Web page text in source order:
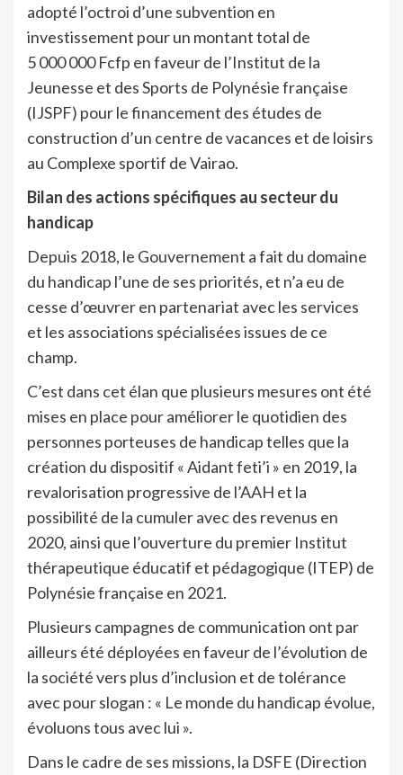
adopté l’octroi d’une subvention en
investissement pour un montant total de
5 000 000 Fcfp en faveur de l’Institut de la
Jeunesse et des Sports de Polynésie française
(IJSPF) pour le financement des études de
construction d’un centre de vacances et de loisirs
au Complexe sportif de Vairao.
Bilan des actions spécifiques au secteur du
handicap
Depuis 2018, le Gouvernement a fait du domaine
du handicap l’une de ses priorités, et n’a eu de
cesse d’œuvrer en partenariat avec les services
et les associations spécialisées issues de ce
champ.
C’est dans cet élan que plusieurs mesures ont été
mises en place pour améliorer le quotidien des
personnes porteuses de handicap telles que la
création du dispositif « Aidant feti’i » en 2019, la
revalorisation progressive de l’AAH et la
possibilité de la cumuler avec des revenus en
2020, ainsi que l’ouverture du premier Institut
thérapeutique éducatif et pédagogique (ITEP) de
Polynésie française en 2021.
Plusieurs campagnes de communication ont par
ailleurs été déployées en faveur de l’évolution de
la société vers plus d’inclusion et de tolérance
avec pour slogan : « Le monde du handicap évolue,
évoluons tous avec lui ».
Dans le cadre de ses missions, la DSFE (Direction